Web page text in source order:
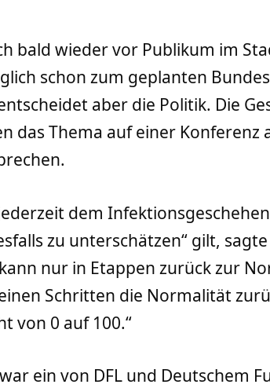
bald wieder vor Publikum im
schon zum geplanten
aber die Politik. Die
das Thema auf einer Konferenz
dem
zu unterschätzen“ gilt,
nur in Etappen zurück zur
Schritten die Normalität
von 0 auf 100.“
ein von DFL und Deutschem